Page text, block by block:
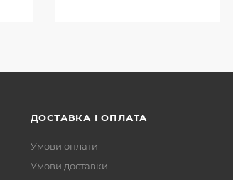
ДОСТАВКА І ОПЛАТА
Умови оплати
Умови доставки